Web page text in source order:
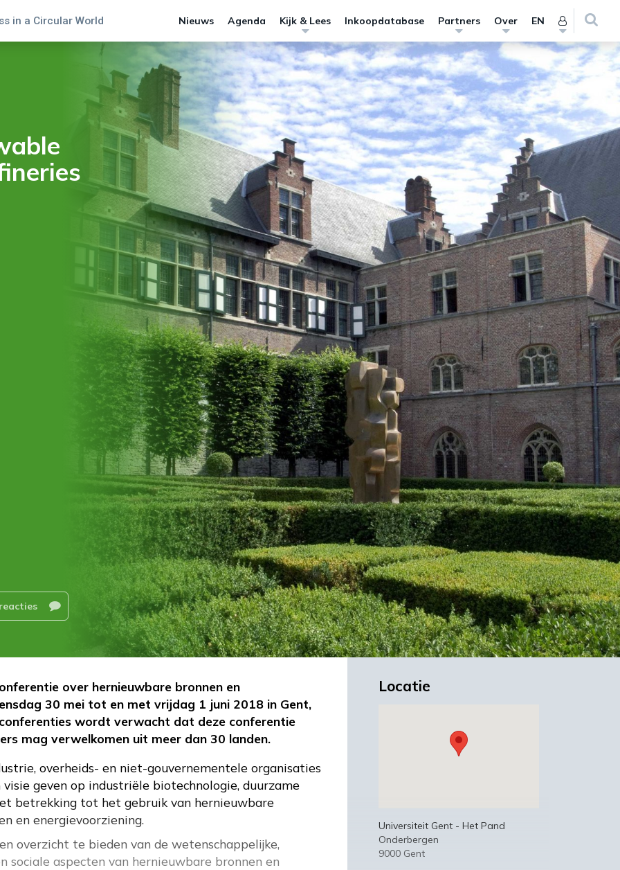
in a Circular World Nieuws Agenda Kijk & Lees Inkoopdatabase Partners Over EN
over hernieuwbare bronnen en
30 mei tot en met vrijdag 1 juni 2018 in Gent,
wordt verwacht dat deze conferentie
mag verwelkomen uit meer dan 30 landen.
overheids- en niet-gouvernementele organisaties
geven op industriële biotechnologie, duurzame
betrekking tot het gebruik van hernieuwbare
en energievoorziening.
overzicht te bieden van de wetenschappelijke,
sociale aspecten van hernieuwbare bronnen en
Locatie
Universiteit Gent - Het Pand
Onderbergen
9000 Gent